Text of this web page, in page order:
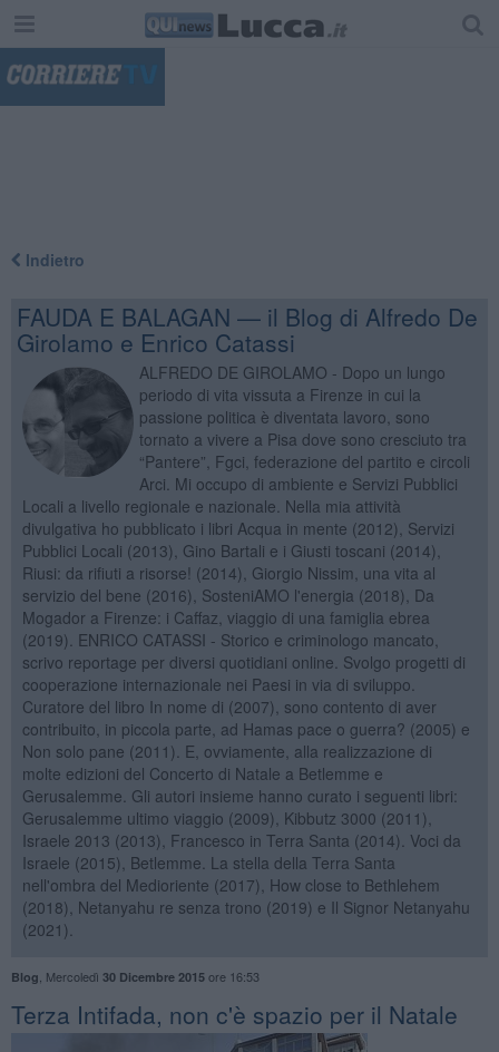
Indietro
FAUDA E BALAGAN — il Blog di Alfredo De
Girolamo e Enrico Catassi
ALFREDO DE GIROLAMO - Dopo un lungo
periodo di vita vissuta a Firenze in cui la
passione politica è diventata lavoro, sono
tornato a vivere a Pisa dove sono cresciuto tra
“Pantere”, Fgci, federazione del partito e circoli
Arci. Mi occupo di ambiente e Servizi Pubblici
Locali a livello regionale e nazionale. Nella mia attività
divulgativa ho pubblicato i libri Acqua in mente (2012), Servizi
Pubblici Locali (2013), Gino Bartali e i Giusti toscani (2014),
Riusi: da rifiuti a risorse! (2014), Giorgio Nissim, una vita al
servizio del bene (2016), SosteniAMO l'energia (2018), Da
Mogador a Firenze: i Caffaz, viaggio di una famiglia ebrea
(2019). ENRICO CATASSI - Storico e criminologo mancato,
scrivo reportage per diversi quotidiani online. Svolgo progetti di
cooperazione internazionale nei Paesi in via di sviluppo.
Curatore del libro In nome di (2007), sono contento di aver
contribuito, in piccola parte, ad Hamas pace o guerra? (2005) e
Non solo pane (2011). E, ovviamente, alla realizzazione di
molte edizioni del Concerto di Natale a Betlemme e
Gerusalemme. Gli autori insieme hanno curato i seguenti libri:
Gerusalemme ultimo viaggio (2009), Kibbutz 3000 (2011),
Israele 2013 (2013), Francesco in Terra Santa (2014). Voci da
Israele (2015), Betlemme. La stella della Terra Santa
nell'ombra del Medioriente (2017), How close to Bethlehem
(2018), Netanyahu re senza trono (2019) e Il Signor Netanyahu
(2021).
Blog Mercoledì 30 Dicembre 2015ore 16:53
Terza Intifada, non c'è spazio per il Natale